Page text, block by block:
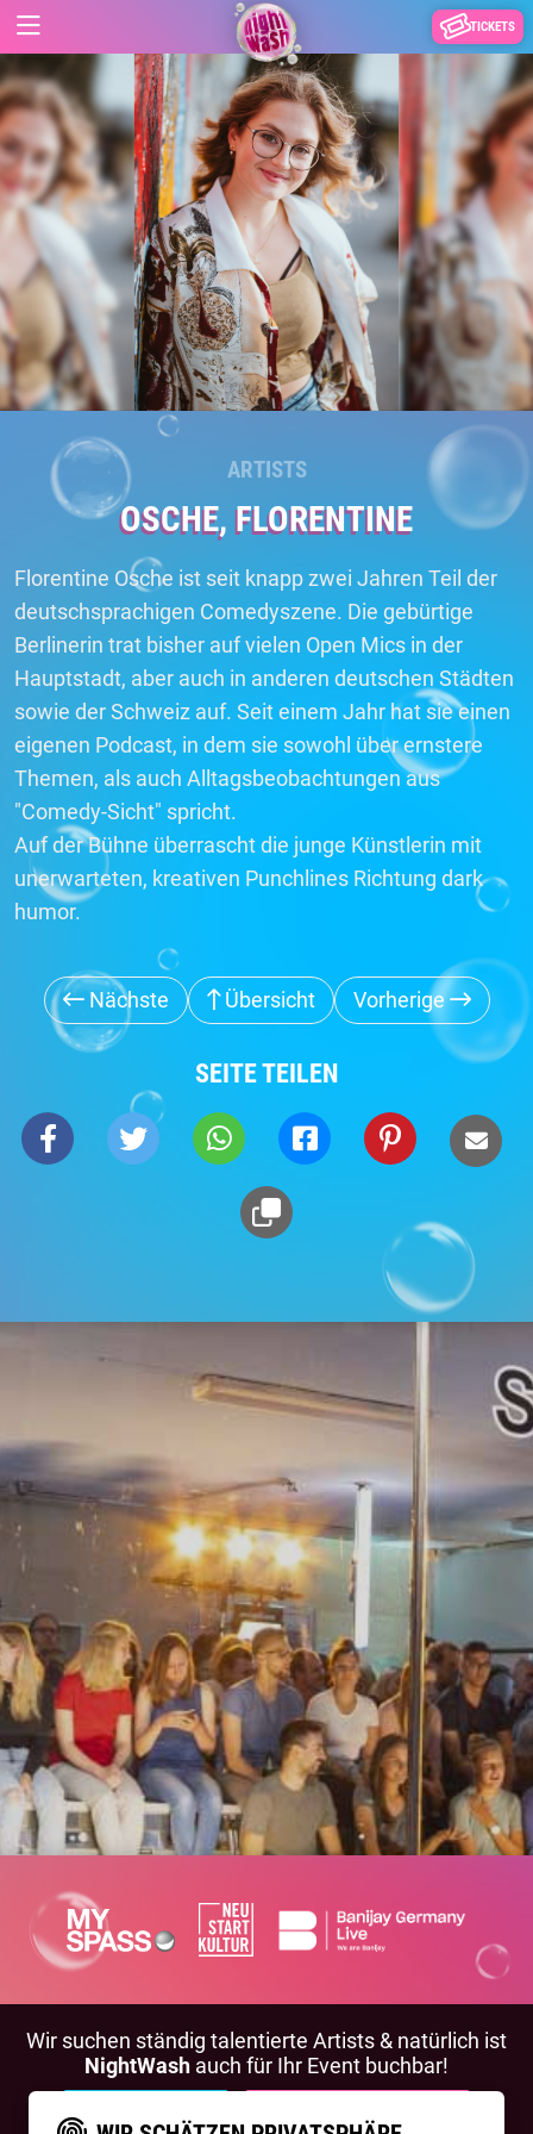
TICKETS
ARTISTS
OSCHE, FLORENTINE
Florentine Osche ist seit knapp zwei Jahren Teil der
deutschsprachigen Comedyszene. Die gebürtige
Berlinerin trat bisher auf vielen Open Mics in der
Hauptstadt, aber auch in anderen deutschen Städten
sowie der Schweiz auf. Seit einem Jahr hat sie einen
eigenen Podcast, in dem sie sowohl über ernstere
Themen, als auch Alltagsbeobachtungen aus
"Comedy-Sicht" spricht.
Auf der Bühne überrascht die junge Künstlerin mit
unerwarteten, kreativen Punchlines Richtung dark
humor.
Nächste Übersicht Vorherige
SEITE TEILEN
Wir suchen ständig talentierte Artists & natürlich ist
NightWash auch für Ihr Event buchbar!